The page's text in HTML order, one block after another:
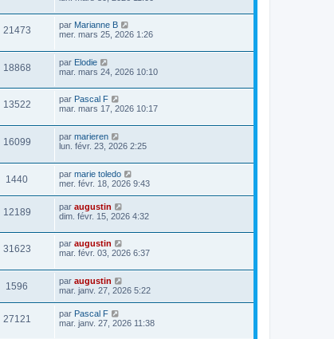
21473 par Marianne B
mer. mars 25, 2026 1:26
18868 par Elodie
mar. mars 24, 2026 10:10
13522 par Pascal F
mar. mars 17, 2026 10:17
16099 par marieren
lun. févr. 23, 2026 2:25
1440 par marie toledo
mer. févr. 18, 2026 9:43
12189 par augustin
dim. févr. 15, 2026 4:32
31623 par augustin
mar. févr. 03, 2026 6:37
1596 par augustin
mar. janv. 27, 2026 5:22
27121 par Pascal F
mar. janv. 27, 2026 11:38